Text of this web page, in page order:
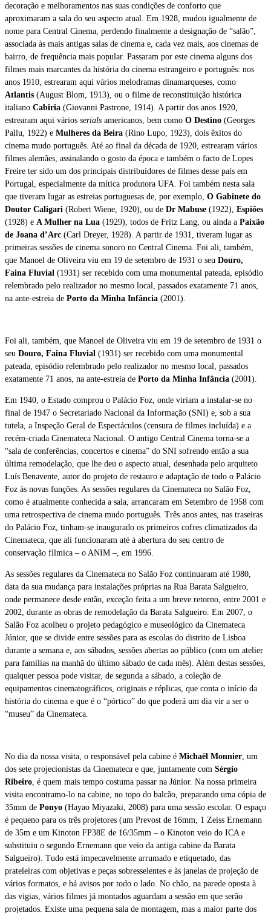
decoração e melhoramentos nas suas condições de conforto que
aproximaram a sala do seu aspecto atual. Em 1928, mudou igualmente de
nome para Central Cinema, perdendo finalmente a designação de “salão”,
associada às mais antigas salas de cinema e, cada vez mais, aos cinemas de
bairro, de frequência mais popular. Passaram por este cinema alguns dos
filmes mais marcantes da história do cinema estrangeiro e português: nos
anos 1910, estrearam aqui vários melodramas dinamarqueses, como
Atlantis (August Blom, 1913), ou o filme de reconstituição histórica
italiano Cabiria (Giovanni Pastrone, 1914). A partir dos anos 1920,
estrearam aqui vários serials americanos, bem como O Destino (Georges
Pallu, 1922) e Mulheres da Beira (Rino Lupo, 1923), dois êxitos do
cinema mudo português. Até ao final da década de 1920, estrearam vários
filmes alemães, assinalando o gosto da época e também o facto de Lopes
Freire ter sido um dos principais distribuidores de filmes desse país em
Portugal, especialmente da mítica produtora UFA. Foi também nesta sala
que tiveram lugar as estreias portuguesas de, por exemplo, O Gabinete do
Doutor Caligari (Robert Wiene, 1920), ou de Dr Mabuse (1922), Espiões
(1928) e A Mulher na Lua (1929), todos de Fritz Lang, ou ainda a Paixão
de Joana d’Arc (Carl Dreyer, 1928). A partir de 1931, tiveram lugar as
primeiras sessões de cinema sonoro no Central Cinema. Foi ali, também,
que Manoel de Oliveira viu em 19 de setembro de 1931 o seu Douro,
Faina Fluvial (1931) ser recebido com uma monumental pateada, episódio
relembrado pelo realizador no mesmo local, passados exatamente 71 anos,
na ante-estreia de Porto da Minha Infância (2001).
Foi ali, também, que Manoel de Oliveira viu em 19 de setembro de 1931 o
seu Douro, Faina Fluvial (1931) ser recebido com uma monumental
pateada, episódio relembrado pelo realizador no mesmo local, passados
exatamente 71 anos, na ante-estreia de Porto da Minha Infância (2001).
Em 1940, o Estado comprou o Palácio Foz, onde viriam a instalar-se no
final de 1947 o Secretariado Nacional da Informação (SNI) e, sob a sua
tutela, a Inspeção Geral de Espectáculos (censura de filmes incluída) e a
recém-criada Cinemateca Nacional. O antigo Central Cinema torna-se a
“sala de conferências, concertos e cinema” do SNI sofrendo então a sua
última remodelação, que lhe deu o aspecto atual, desenhada pelo arquiteto
Luís Benavente, autor do projeto de restauro e adaptação de todo o Palácio
Foz às novas funções. As sessões regulares da Cinemateca no Salão Foz,
como é atualmente conhecida a sala, arrancaram em Setembro de 1958 com
uma retrospectiva de cinema mudo português. Três anos antes, nas traseiras
do Palácio Foz, tinham-se inaugurado os primeiros cofres climatizados da
Cinemateca, que ali funcionaram até à abertura do seu centro de
conservação fílmica – o ANIM –, em 1996.
As sessões regulares da Cinemateca no Salão Foz continuaram até 1980,
data da sua mudança para instalações próprias na Rua Barata Salgueiro,
onde permanece desde então, exceção feita a um breve retorno, entre 2001 e
2002, durante as obras de remodelação da Barata Salgueiro. Em 2007, o
Salão Foz acolheu o projeto pedagógico e museológico da Cinemateca
Júnior, que se divide entre sessões para as escolas do distrito de Lisboa
durante a semana e, aos sábados, sessões abertas ao público (com um atelier
para famílias na manhã do último sábado de cada mês). Além destas sessões,
qualquer pessoa pode visitar, de segunda a sábado, a coleção de
equipamentos cinematográficos, originais e réplicas, que conta o início da
história do cinema e que é o “pórtico” do que poderá um dia vir a ser o
“museu” da Cinemateca.
No dia da nossa visita, o responsável pela cabine é Michaël Monnier , um
dos sete projecionistas da Cinemateca e que, juntamente com Sérgio
Ribeiro , é quem mais tempo costuma passar na Júnior. Na nossa primeira
visita encontramo-lo na cabine, no topo do balcão, preparando uma cópia de
35mm de Ponyo (Hayao Miyazaki, 2008) para uma sessão escolar. O espaço
é pequeno para os três projetores (um Prevost de 16mm, 1 Zeiss Ernemann
de 35m e um Kinoton FP38E de 16/35mm – o Kinoton veio do ICA e
substituiu o segundo Ernemann que veio da antiga cabine da Barata
Salgueiro). Tudo está impecavelmente arrumado e etiquetado, das
prateleiras com objetivas e peças sobresselentes e às janelas de projeção de
vários formatos, e há avisos por todo o lado. No chão, na parede oposta à
das vigias, vários filmes já montados aguardam a sessão em que serão
projetados. Existe uma pequena sala de montagem, mas a maior parte dos